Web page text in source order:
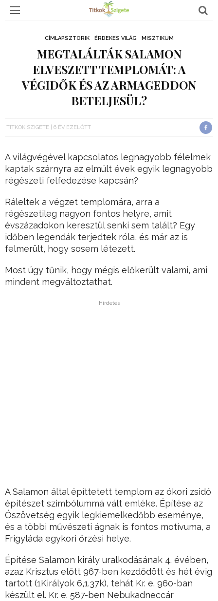
CÍMLAPSZTORIK ÉRDEKES VILÁG MISZTIKUM
MEGTALÁLTÁK SALAMON
ELVESZETT TEMPLOMÁT: A
VÉGIDŐK ÉS AZ ARMAGEDDON
BETELJESÜL?
TITKOK SZIGETE 6 ÉV EZELŐTT
A világvégével kapcsolatos legnagyobb félelmek
kaptak szárnyra az elmúlt évek egyik legnagyobb
régészeti felfedezése kapcsán?
Ráleltek a végzet templomára, arra a
régészetileg nagyon fontos helyre, amit
évszázadokon keresztül senki sem talált? Egy
időben legendák terjedtek róla, és már az is
felmerült, hogy sosem létezett.
Most úgy tűnik, hogy mégis előkerült valami, ami
mindent megváltoztathat.
Hirdetés
A Salamon által építtetett templom az ókori zsidó
építészet szimbólummá vált emléke. Építése az
Ószövetség egyik legkiemelkedőbb eseménye,
és a többi művészeti ágnak is fontos motívuma, a
Frigyláda egykori őrzési helye.
Építése Salamon király uralkodásának 4. évében,
azaz Krisztus előtt 967-ben kezdődött és hét évig
tartott (1Királyok 6,1.37k), tehát Kr. e. 960-ban
készült el. Kr. e. 587-ben Nebukadneccár